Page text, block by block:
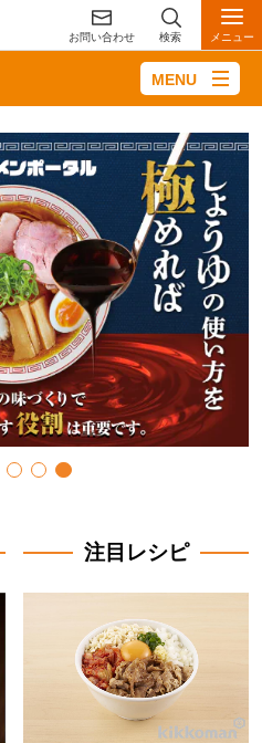
お問い合わせ 検索 メニュー
注目レシピ